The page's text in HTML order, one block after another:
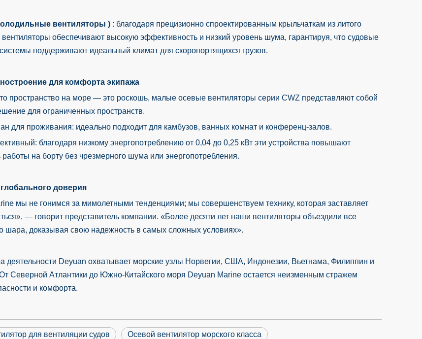
вентиляторы ) : благодаря прецизионно спроектированным крыльчаткам из литого
обеспечивают высокую эффективность и низкий уровень шума, гарантируя, что судовые
поддерживают идеальный климат для скоропортящихся грузов.
для комфорта экипажа
пространство на море — это роскошь, малые осевые вентиляторы серии CWZ представляют собой
для ограниченных пространств.
для проживания: идеально подходит для камбузов, ванных комнат и конференц-залов.
благодаря низкому энергопотреблению от 0,04 до 0,25 кВт эти устройства повышают
на борту без чрезмерного шума или энергопотребления.
доверия
мы не гонимся за мимолетными тенденциями; мы совершенствуем технику, которая заставляет
— говорит представитель компании. «Более десяти лет наши вентиляторы объездили все
шара, доказывая свою надежность в самых сложных условиях».
деятельности Deyuan охватывает морские узлы Норвегии, США, Индонезии, Вьетнама, Филиппин и
От Северной Атлантики до Южно-Китайского моря Deyuan Marine остается неизменным стражем
и комфорта.
для вентиляции судов Осевой вентилятор морского класса